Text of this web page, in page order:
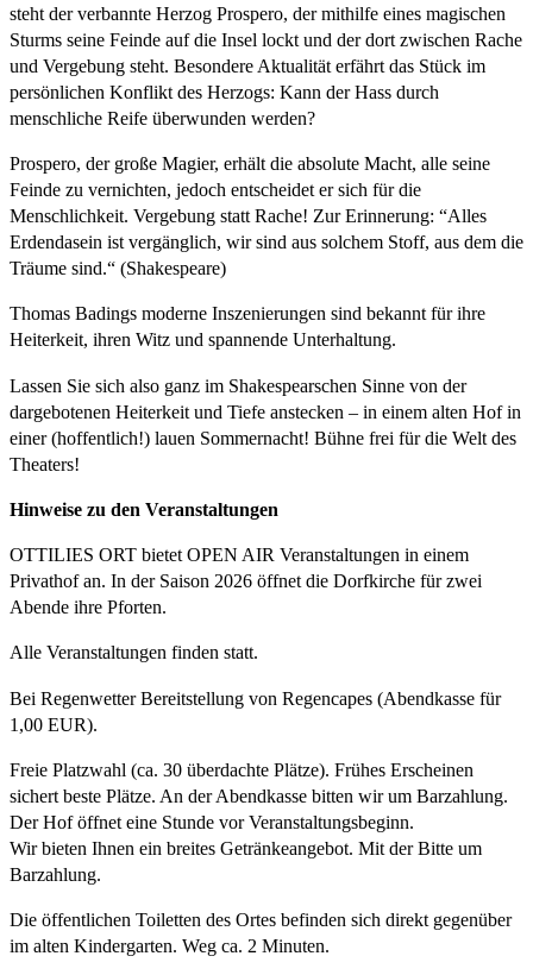
steht der verbannte Herzog Prospero, der mithilfe eines magischen
Sturms seine Feinde auf die Insel lockt und der dort zwischen Rache
und Vergebung steht. Besondere Aktualität erfährt das Stück im
persönlichen Konflikt des Herzogs: Kann der Hass durch
menschliche Reife überwunden werden?
Prospero, der große Magier, erhält die absolute Macht, alle seine
Feinde zu vernichten, jedoch entscheidet er sich für die
Menschlichkeit. Vergebung statt Rache! Zur Erinnerung: “Alles
Erdendasein ist vergänglich, wir sind aus solchem Stoff, aus dem die
Träume sind.“ (Shakespeare)
Thomas Badings moderne Inszenierungen sind bekannt für ihre
Heiterkeit, ihren Witz und spannende Unterhaltung.
Lassen Sie sich also ganz im Shakespearschen Sinne von der
dargebotenen Heiterkeit und Tiefe anstecken – in einem alten Hof in
einer (hoffentlich!) lauen Sommernacht! Bühne frei für die Welt des
Theaters!
Hinweise zu den Veranstaltungen
OTTILIES ORT bietet OPEN AIR Veranstaltungen in einem
Privathof an. In der Saison 2026 öffnet die Dorfkirche für zwei
Abende ihre Pforten.
Alle Veranstaltungen finden statt.
Bei Regenwetter Bereitstellung von Regencapes (Abendkasse für
1,00 EUR).
Freie Platzwahl (ca. 30 überdachte Plätze). Frühes Erscheinen
sichert beste Plätze. An der Abendkasse bitten wir um Barzahlung.
Der Hof öffnet eine Stunde vor Veranstaltungsbeginn.
Wir bieten Ihnen ein breites Getränkeangebot. Mit der Bitte um
Barzahlung.
Die öffentlichen Toiletten des Ortes befinden sich direkt gegenüber
im alten Kindergarten. Weg ca. 2 Minuten.